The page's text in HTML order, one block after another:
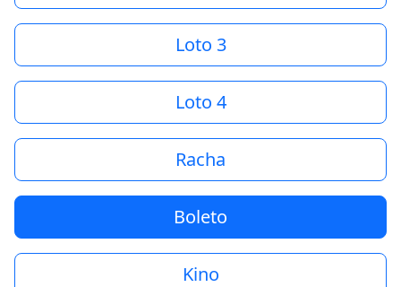
Loto 3
Loto 4
Racha
Boleto
Kino